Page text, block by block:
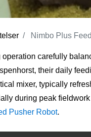
Nimbo Plus Feed
operation carefully
their daily
mixer, typically
during peak
Pusher Robot.